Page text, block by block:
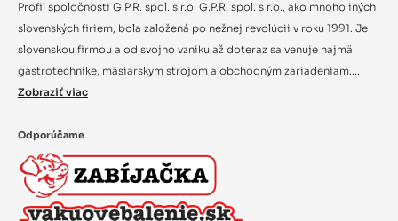
Profil spoločnosti G.P.R. spol. s r.o. G.P.R. spol. s r.o., ako mnoho iných
slovenských firiem, bola založená po nežnej revolúcii v roku 1991. Je
slovenskou firmou a od svojho vzniku až doteraz sa venuje najmä
gastrotechnike, mäsiarskym strojom a obchodným zariadeniam....
Zobraziť viac
Odporúčame